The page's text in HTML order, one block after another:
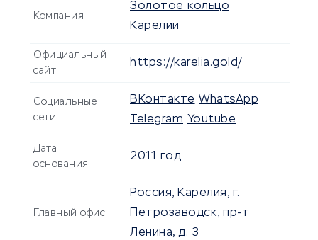
Компания
Золотое кольцо
Карелии
Официальный
сайт
https://karelia.gold/
Социальные
сети
ВКонтакте WhatsApp
Telegram Youtube
Дата
основания
2011 год
Главный офис
Россия, Карелия, г.
Петрозаводск, пр-т
Ленина, д. 3